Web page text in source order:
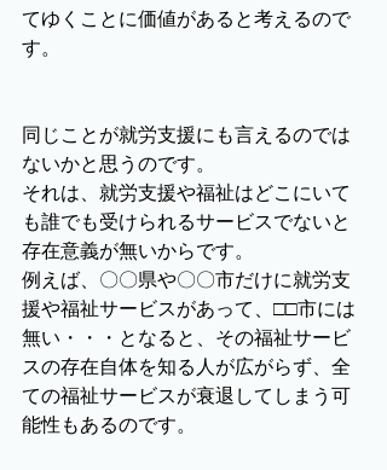
てゆくことに価値があると考えるので
す。
同じことが就労支援にも言えるのでは
ないかと思うのです。
それは、就労支援や福祉はどこにいて
も誰でも受けられるサービスでないと
存在意義が無いからです。
例えば、〇〇県や〇〇市だけに就労支
援や福祉サービスがあって、□□市には
無い・・・となると、その福祉サービ
スの存在自体を知る人が広がらず、全
ての福祉サービスが衰退してしまう可
能性もあるのです。